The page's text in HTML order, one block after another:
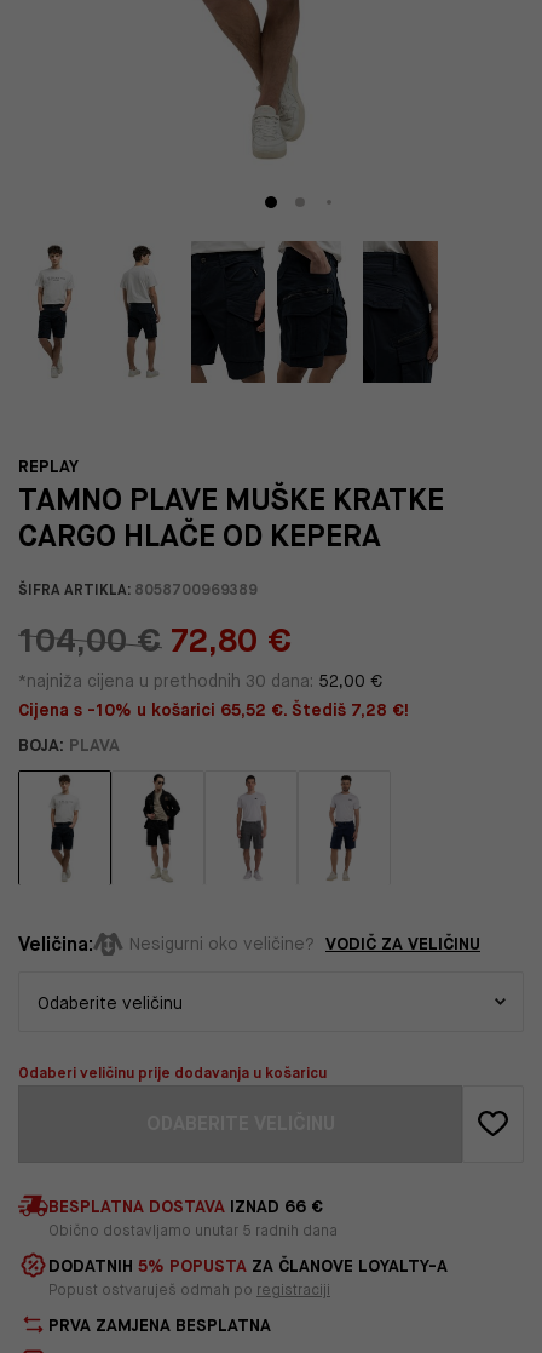
REPLAY
TAMNO PLAVE MUŠKE KRATKE
CARGO HLAČE OD KEPERA
ŠIFRA ARTIKLA: 8058700969389
104,00 € 72,80 €
*najniža cijena u prethodnih 30 dana: 52,00 €
Cijena s -10% u košarici 65,52 €. Štediš 7,28 €!
BOJA: PLAVA
Veličina: Nesigurni oko veličine? VODIČ ZA VELIČINU
Odaberi veličinu prije dodavanja u košaricu
BESPLATNA DOSTAVA IZNAD 66 €
Obično dostavljamo unutar 5 radnih dana
DODATNIH 5% POPUSTA ZA ČLANOVE LOYALTY-A
Popust ostvaruješ odmah po registraciji
PRVA ZAMJENA BESPLATNA